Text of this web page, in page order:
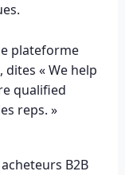
plateforme
dites « We help
qualified
reps. »
B2B